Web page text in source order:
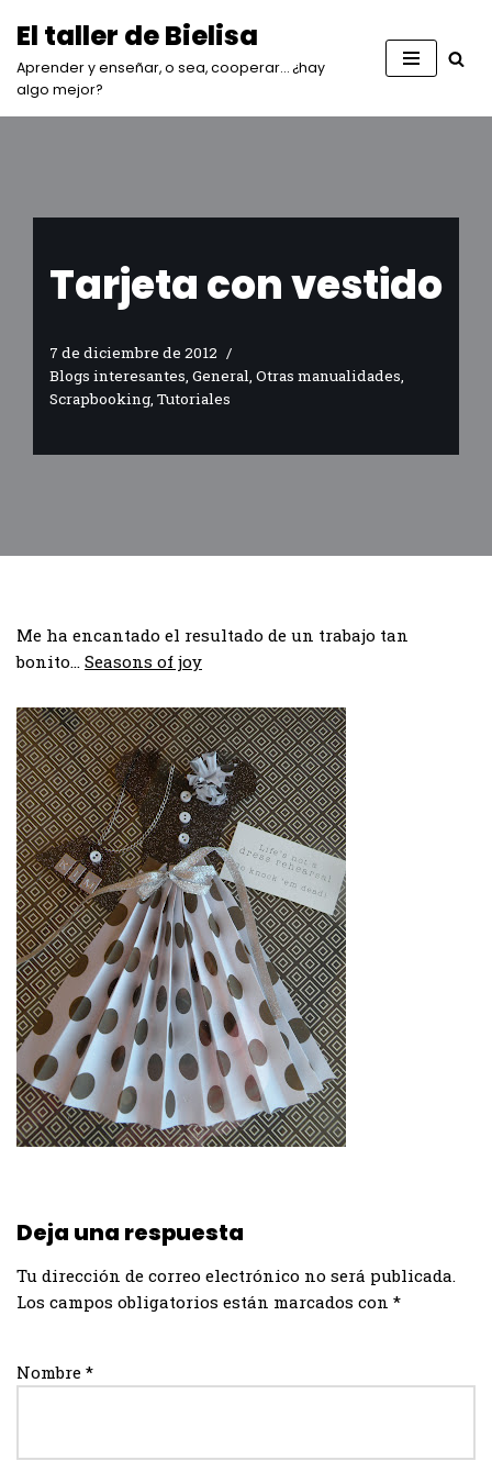
Saltar
al
contenido
El taller de Bielisa
Aprender y enseñar, o sea, cooperar… ¿hay
algo mejor?
Tarjeta con vestido
7 de diciembre de 2012
Blogs interesantes, General, Otras manualidades,
Scrapbooking, Tutoriales
Me ha encantado el resultado de un trabajo tan
bonito… Seasons of joy
Deja una respuesta
Tu dirección de correo electrónico no será publicada.
Los campos obligatorios están marcados con *
Nombre *